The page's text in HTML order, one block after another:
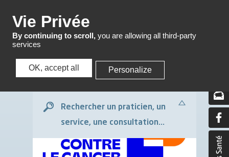
Menu
Rechercher un praticien, un
service, une consultation...
Vie Privée
By continuing to scroll, you are allowing all third-party
services
OK, accept all Personalize